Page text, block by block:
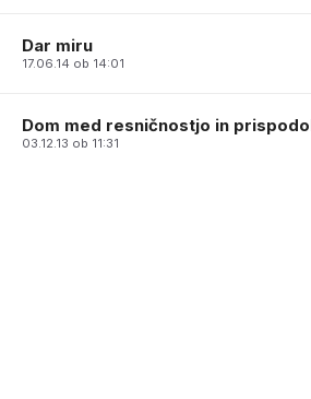
Dar miru
17.06.14 ob 14:01
Dom med resničnostjo in
03.12.13 ob 11:31